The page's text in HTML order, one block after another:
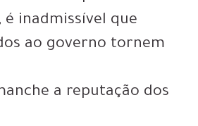
inadmissível que
ao governo tornem
a reputação dos